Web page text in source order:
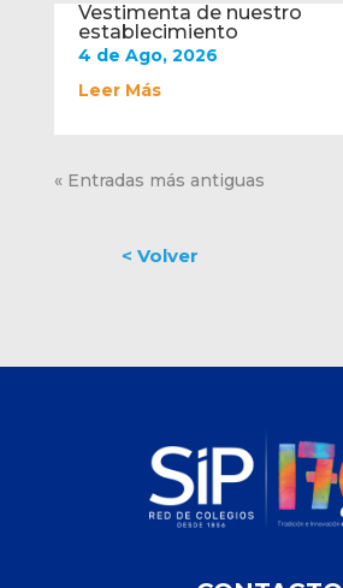
Vestimenta de nuestro
establecimiento
4 de Ago, 2026
Leer Más
« Entradas más antiguas